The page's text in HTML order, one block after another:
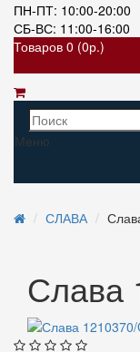
ПН-ПТ: 10:00-20:00
СБ-ВС: 11:00-16:00
Товаров 0 (0р.)
Меню
СЛАВА
Слава